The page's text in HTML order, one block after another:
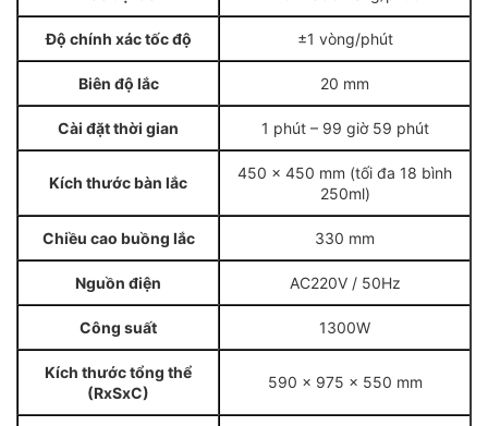
Độ chính xác tốc độ ±1 vòng/phút
Biên độ lắc 20 mm
Cài đặt thời gian 1 phút – 99 giờ 59 phút
Kích thước bàn lắc
450 × 450 mm (tối đa 18 bình
250ml)
Chiều cao buồng lắc 330 mm
Nguồn điện AC220V / 50Hz
Công suất 1300W
Kích thước tổng thể
(RxSxC)
590 × 975 × 550 mm